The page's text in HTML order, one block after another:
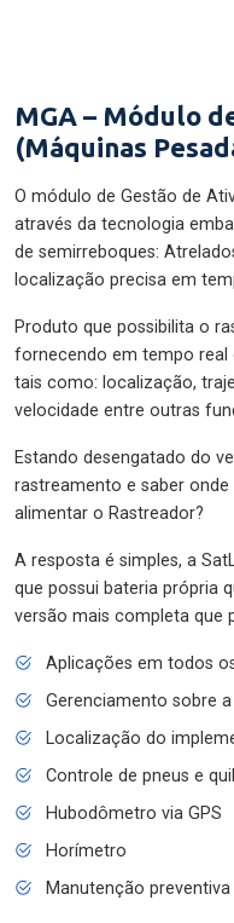
MGA – Módulo
(Máquinas
O módulo de Gestão de
através da tecnologia
de semirreboques:
localização precisa em
Produto que possibilita o
fornecendo em tempo real
tais como: localização,
velocidade entre outras
Estando desengatado do
rastreamento e saber
alimentar o Rastreador?
A resposta é simples, a
que possui bateria própria
versão mais completa que
Aplicações em todos
Gerenciamento sobre
Localização do
Controle de pneus e
Hubodômetro via GPS
Horímetro
Manutenção